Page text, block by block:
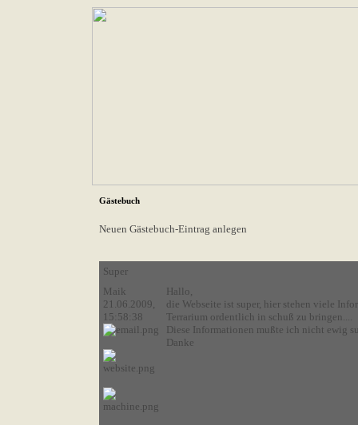
Gästebuch
Neuen Gästebuch-Eintrag anlegen
Super
Maik
21.06.2009,
15:58:38
Hallo,
die Webseite ist super, hier stehen viele
Terrarium ordentlich in schuß zu bringen....
Diese Informationen mußte ich nicht ewig
Danke